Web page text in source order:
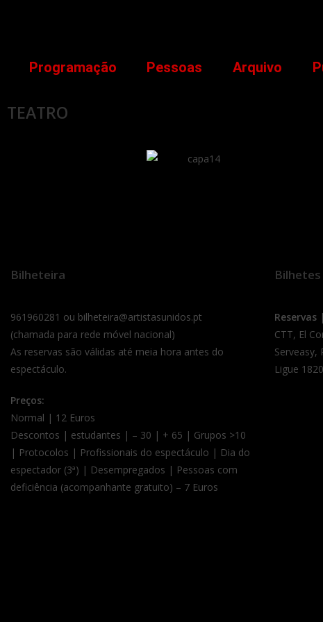
Programação Pessoas Arquivo
TEATRO
Bilheteira
961960281 ou bilheteira@artistasunidos.pt
(chamada para rede móvel nacional)
As reservas são válidas até meia hora antes do
espectáculo.
Preços:
Normal | 12 Euros
Descontos | estudantes | – 30 | + 65 | Grupos >10
| Protocolos | Profissionais do espectáculo | Dia do
espectador (3ª) | Desempregados | Pessoas com
deficiência (acompanhante gratuito) – 7 Euros
Reservas
CTT, El
Serveasy,
Ligue